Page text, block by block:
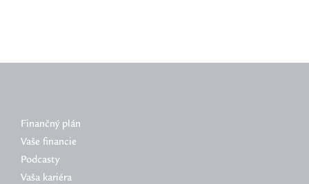
Finančný plán
Vaše financie
Podcasty
Vaša kariéra